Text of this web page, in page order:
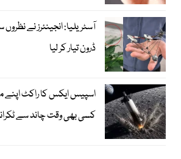
آسٹریلیا: انجینئرز نے
ڈرون تیار کر لیا
اسپیس ایکس کا راکٹ اپنے
کسی بھی وقت چاند سے